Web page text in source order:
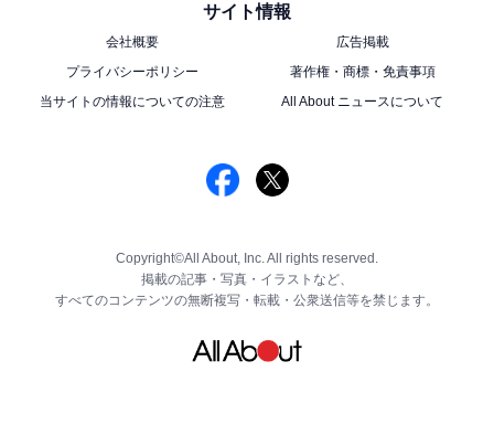
サイト情報
会社概要
広告掲載
プライバシーポリシー
著作権・商標・免責事項
当サイトの情報についての注意
All About ニュースについて
Copyright©All About, Inc. All rights reserved.
掲載の記事・写真・イラストなど、
すべてのコンテンツの無断複写・転載・公衆送信等を禁じます。